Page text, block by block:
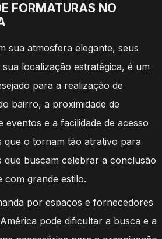
FORMATURAS NO
sua atmosfera elegante, seus
localização estratégica, é um
para a realização de
bairro, a proximidade de
eventos e a facilidade de acesso
que o tornam tão atrativo para
que buscam celebrar a conclusão
com grande estilo.
por espaços e fornecedores
pode dificultar a busca e a